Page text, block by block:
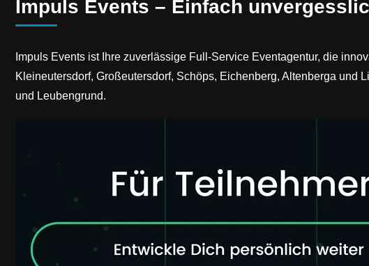
Impuls Events – Einfach
Impuls Events ist Ihre zuverlässige Full-Service Eventagentur, die
Kleineutersdorf, Großeutersdorf, Schöps, Eichenberg, Altenberga und
und Leubengrund.